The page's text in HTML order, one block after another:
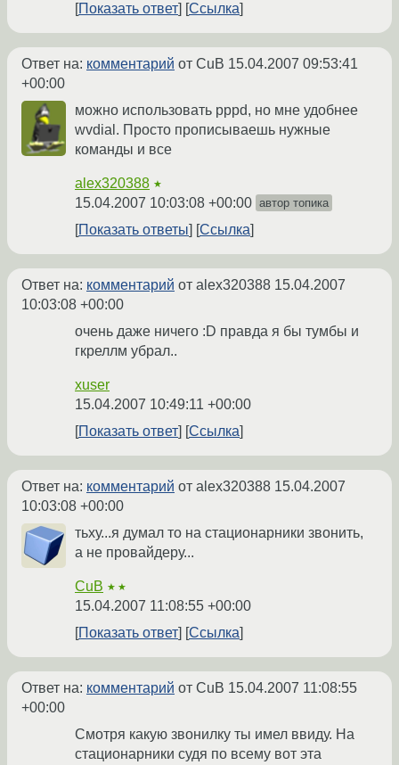
Показать ответ
Ссылка
Ответ на: комментарий от CuB 15.04.2007 09:53:41
+00:00
можно использовать pppd, но мне удобнее
wvdial. Просто прописываешь нужные
команды и все
alex320388 ★
15.04.2007 10:03:08 +00:00 автор топика
Показать ответы Ссылка
Ответ на: комментарий от alex320388 15.04.2007
10:03:08 +00:00
очень даже ничего :D правда я бы тумбы и
гкреллм убрал..
xuser
15.04.2007 10:49:11 +00:00
Показать ответ
Ссылка
Ответ на: комментарий от alex320388 15.04.2007
10:03:08 +00:00
тьху...я думал то на стационарники звонить,
а не провайдеру...
CuB ★★
15.04.2007 11:08:55 +00:00
Показать ответ
Ссылка
Ответ на: комментарий от CuB 15.04.2007 11:08:55
+00:00
Смотря какую звонилку ты имел ввиду. На
стационарники судя по всему вот эта